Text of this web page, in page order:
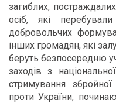
загиблих,
осіб, які
добровольчих
інших громадян, які
беруть безпосередню
заходів з
стримування збройної
проти України,